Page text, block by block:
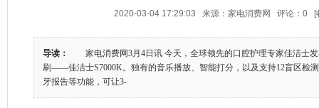
2020-03-04 17:29:03 来源：家电消费网 评论： 0 [
导读：
家电消费网3月4日讯 今天，全球领先的口腔护理专家佳洁士发
刷——佳洁士S7000K。独有的音乐播放、智能打分，以及支持12盲区检
牙报告等功能，可让3-